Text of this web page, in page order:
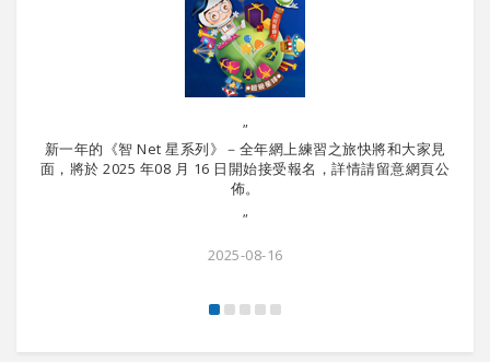
"
新一年的《智 Net 星系列》－全年網上練習之旅快將和大家見
面，將於 2025 年08 月 16 日開始接受報名，詳情請留意網頁公
佈。
"
2025-08-16